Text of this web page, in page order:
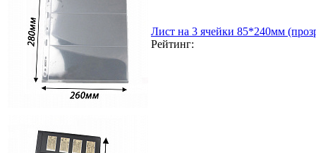
Лист на 3 ячейки 85*240мм
Рейтинг: